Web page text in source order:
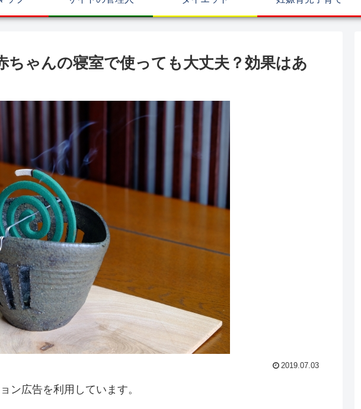
ちゃんの寝室で使っても大丈夫？効果はあ
2019.07.03
ン広告を利用しています。